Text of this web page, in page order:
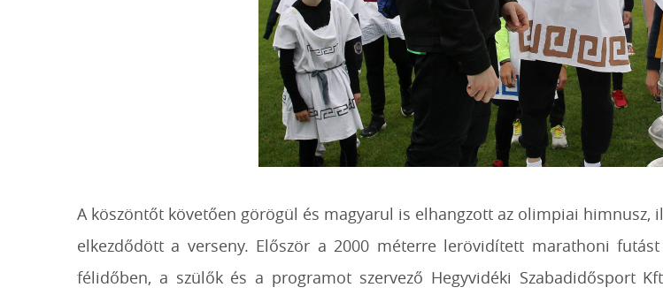
A köszöntőt követően görögül és magyarul is elhangzott az olimpiai
elkezdődött a verseny. Először a 2000 méterre lerövidített marathoni
félidőben, a szülők és a programot szervező Hegyvidéki Szabadidősport